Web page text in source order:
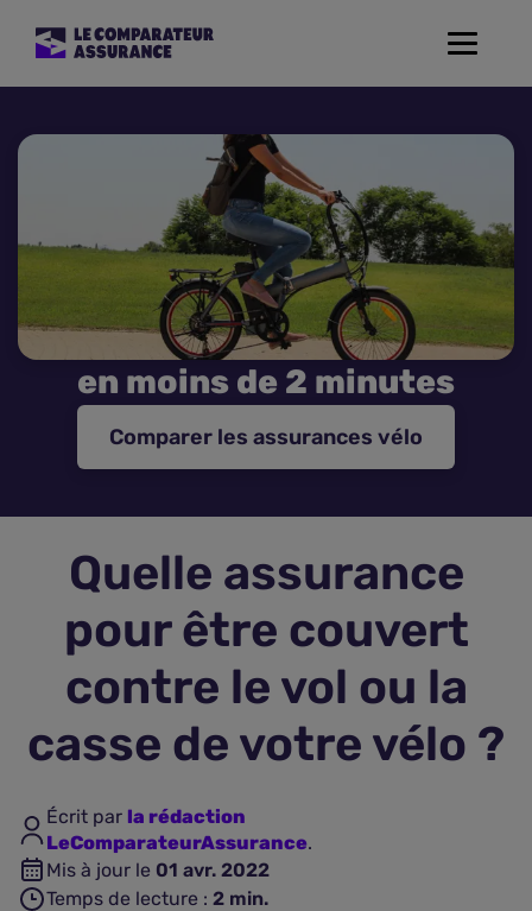
Toggle
Assurance Moto
Assurance Habitation
Assurance de prêt
Assurance Animaux
Assurance vie
Plus d'assurances
en moins de 2 minutes
Comparer les assurances vélo
Quelle assurance
pour être couvert
contre le vol ou la
casse de votre vélo ?
Écrit par la rédaction
LeComparateurAssurance.
Mis à jour le 01 avr. 2022
Temps de lecture : 2 min.